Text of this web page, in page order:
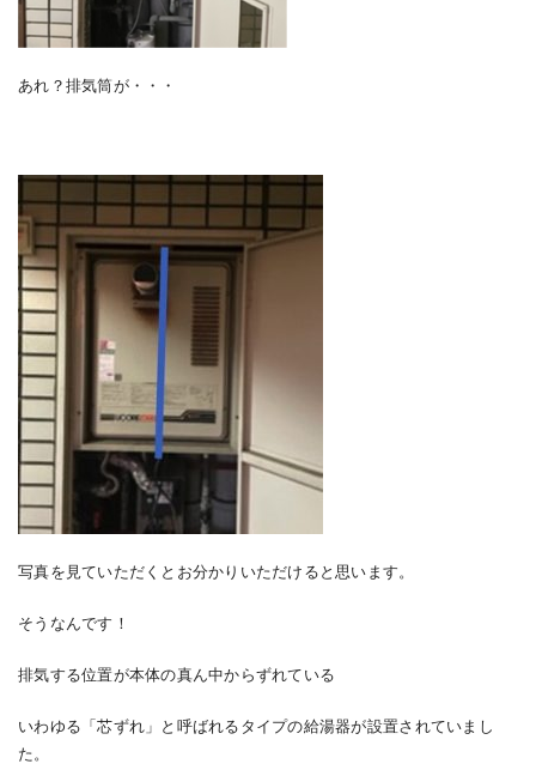
あれ？排気筒が・・・
写真を見ていただくとお分かりいただけると思います。
そうなんです！
排気する位置が本体の真ん中からずれている
いわゆる「芯ずれ」と呼ばれるタイプの給湯器が設置されていまし
た。